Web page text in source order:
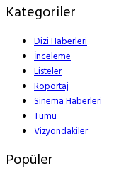
Kategoriler
Dizi Haberleri
İnceleme
Listeler
Röportaj
Sinema Haberleri
Tümü
Vizyondakiler
Popüler